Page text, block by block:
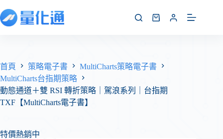
首頁 策略電子書
MultiCharts策略電子書
MultiCharts台指期策略
動態通道＋雙 RSI 轉折策略｜駕浪系列｜台指期
TXF【MultiCharts電子書】
特價熱銷中